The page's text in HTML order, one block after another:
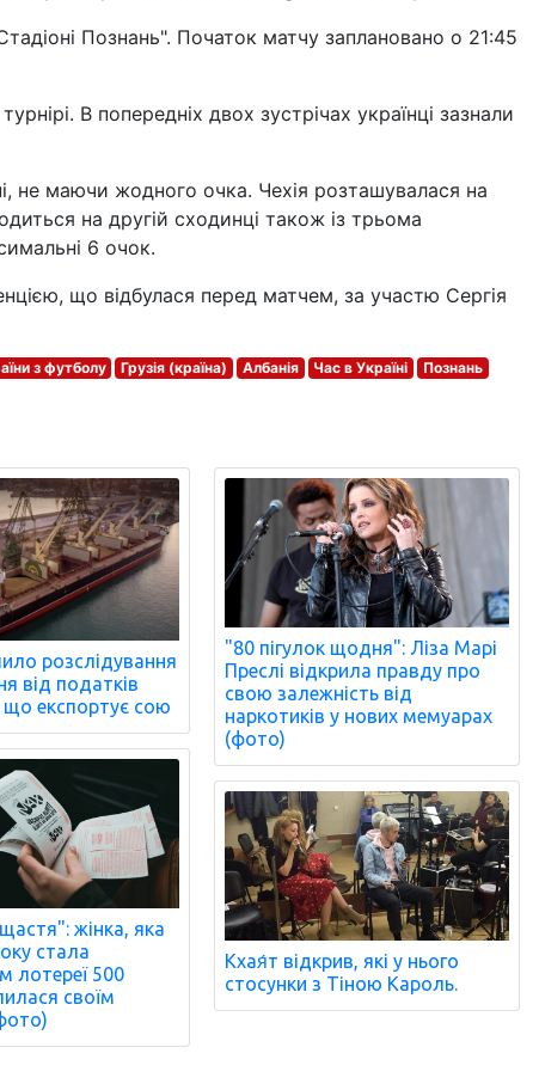
Познань". Початок матчу заплановано о 21:45
В попередніх двох зустрічах українці зазнали
не маючи жодного очка. Чехія розташувалася на
на другій сходинці також із трьома
6 очок.
що відбулася перед матчем, за участю Сергія
з футболу Грузія (країна) Албанія Час в Україні
Познань
розслідування
від податків
що експортує сою
жінка, яка
стала
лотереї 500
своїм
"80 пігулок щодня": Ліза Марі
Преслі відкрила правду про
свою залежність від
наркотиків у нових мемуарах
(фото)
Кхая́т відкрив, які у нього
стосунки з Тіною Кароль.